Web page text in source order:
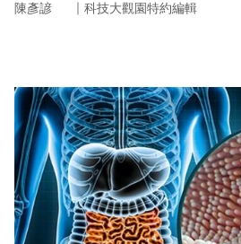
陳彥諺 ｜ 科技大觀園特約編輯